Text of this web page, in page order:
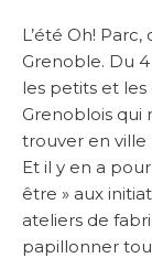
L’été Oh!
Grenoble. Du
les petits et
Grenoblois qui
trouver en ville
Et il y en a
être » aux
ateliers de
papillonner